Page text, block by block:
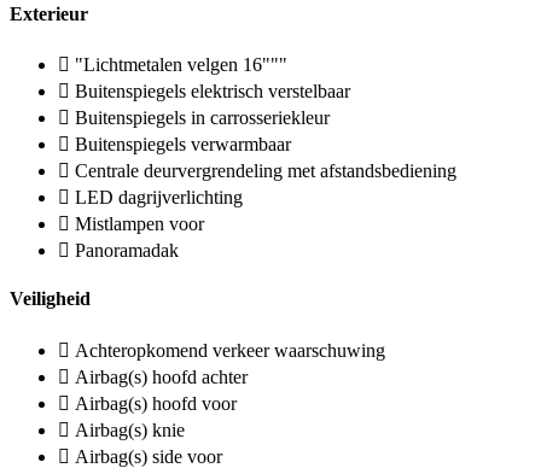
Exterieur
"Lichtmetalen velgen 16"""
Buitenspiegels elektrisch verstelbaar
Buitenspiegels in carrosseriekleur
Buitenspiegels verwarmbaar
Centrale deurvergrendeling met afstandsbediening
LED dagrijverlichting
Mistlampen voor
Panoramadak
Veiligheid
Achteropkomend verkeer waarschuwing
Airbag(s) hoofd achter
Airbag(s) hoofd voor
Airbag(s) knie
Airbag(s) side voor